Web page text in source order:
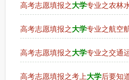
高考志愿填报之大学专业之农林
高考志愿填报之大学专业之航空
高考志愿填报之大学专业之交通
高考志愿填报之考上大学后要知